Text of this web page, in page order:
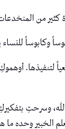
كثير من
وكابوساً
وسرحتِ
الخبير وحده